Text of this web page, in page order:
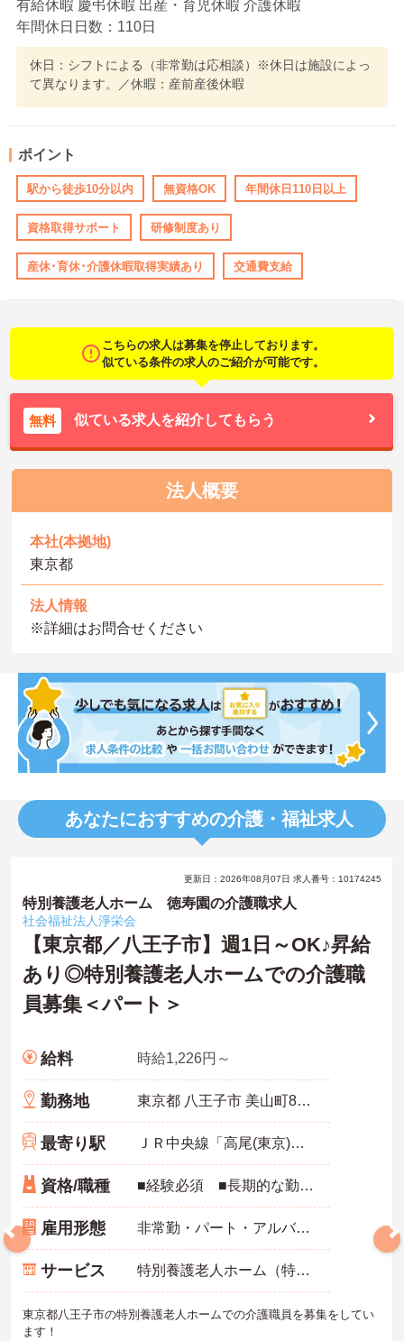
有給休暇 慶弔休暇 出産・育児休暇 介護休暇
年間休日日数：110日
休日：シフトによる（非常勤は応相談）※休日は施設によっ
て異なります。／休暇：産前産後休暇
ポイント
駅から徒歩10分以内 無資格OK 年間休日110日以上
資格取得サポート 研修制度あり
産休･育休･介護休暇取得実績あり 交通費支給
こちらの求人は募集を停止しております。
似ている条件の求人のご紹介が可能です。
無料 似ている求人を紹介してもらう
法人概要
本社(本拠地)
東京都
法人情報
※詳細はお問合せください
あなたにおすすめの介護・福祉求人
更新日：2026年08月07日 求人番号：10174245
特別養護老人ホーム 徳寿園の介護職求人
社会福祉法人淨栄会
【東京都／八王子市】週1日～OK♪昇給
あり◎特別養護老人ホームでの介護職
員募集＜パート＞
給料 時給1,226円～
勤務地 東京都 八王子市 美山町875-6
最寄り駅 ＪＲ中央線「高尾(東京)駅」バス・車18分
資格/職種 ■経験必須 ■長期的な勤務が可能の方 ■無資格OK ■初任者研修以上 あれば尚可
雇用形態 非常勤・パート・アルバイト
サービス 特別養護老人ホーム（特養）
東京都八王子市の特別養護老人ホームでの介護職員を募集をしてい
ます！